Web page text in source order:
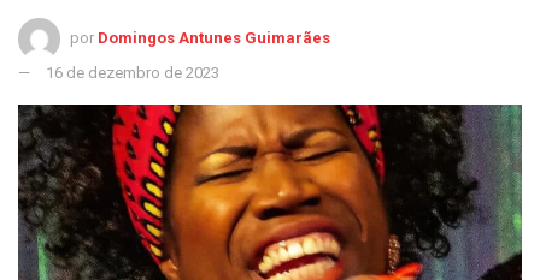
por Domingos Antunes Guimarães
16 de dezembro de 2023